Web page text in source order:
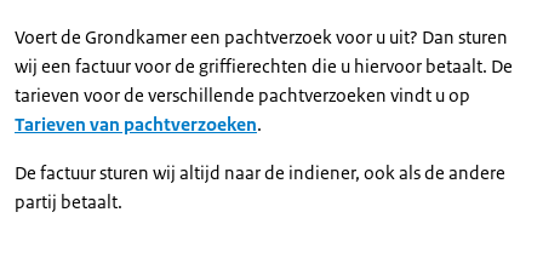
Voert de Grondkamer een pachtverzoek voor u uit? Dan sturen
wij een factuur voor de griffierechten die u hiervoor betaalt. De
tarieven voor de verschillende pachtverzoeken vindt u op
Tarieven van pachtverzoeken.
De factuur sturen wij altijd naar de indiener, ook als de andere
partij betaalt.